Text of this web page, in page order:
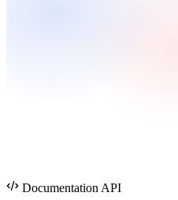
Documentation API